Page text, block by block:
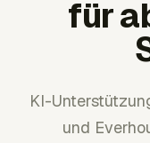
für
KI-
und